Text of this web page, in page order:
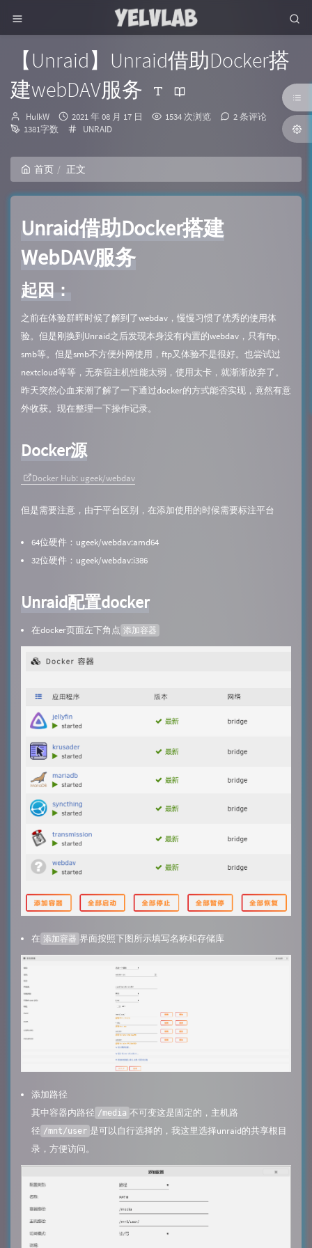
【Unraid】Unraid借助Docker搭
建webDAV服务
博
主：
HulkW
发
布
2021 年 08 月 17 日 1534 次浏览
2 条评论
1381字数
分
UNRAID
首页 正文
Unraid借助Docker搭建
WebDAV服务
起因：
之前在体验群晖时候了解到了webdav，慢慢习惯了优秀的使用体
验。但是刚换到Unraid之后发现本身没有内置的webdav，只有ftp、
smb等。但是smb不方便外网使用，ftp又体验不是很好。也尝试过
nextcloud等等，无奈宿主机性能太弱，使用太卡，就渐渐放弃了。
昨天突然心血来潮了解了一下通过docker的方式能否实现，竟然有意
外收获。现在整理一下操作记录。
Docker源
Docker Hub: ugeek/webdav
但是需要注意，由于平台区别，在添加使用的时候需要标注平台
64位硬件：ugeek/webdav:amd64
32位硬件：ugeek/webdav:i386
Unraid配置docker
在docker页面左下角点 添加容器
在 添加容器 界面按照下图所示填写名称和存储库
添加路径
其中容器内路径 /media 不可变这是固定的，主机路
径 /mnt/user 是可以自行选择的，我这里选择unraid的共享根目
录，方便访问。